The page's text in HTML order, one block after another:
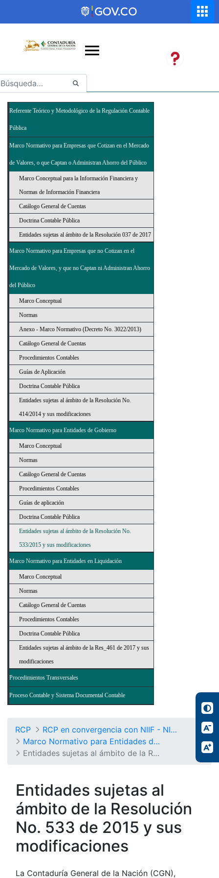
Saltar al contenido principal
Abrir menú de accesibilidad
Referente Teórico y Metodológico de la Regulación Contable
Pública
Marco Normativo para Empresas que Cotizan en el Mercado
de Valores, o que Captan o Administran Ahorro del Público
Marco Conceptual para la Información Financiera y
Normas de Información Financiera
Catálogo General de Cuentas
Doctrina Contable Pública
Entidades sujetas al ámbito de la Resolución 037 de 2017
Marco Normativo para Empresas que no Cotizan en el
Mercado de Valores, y que no Captan ni Administran Ahorro
del Público
Marco Conceptual
Normas
Anexo - Marco Normativo (Decreto No. 3022/2013)
Catálogo General de Cuentas
Procedimientos Contables
Guías de Aplicación
Doctrina Contable Pública
Entidades sujetas al ámbito de la Resolución No.
414/2014 y sus modificaciones
Marco Normativo para Entidades de Gobierno
Marco Conceptual
Normas
Catálogo General de Cuentas
Procedimientos Contables
Guías de aplicación
Doctrina Contable Pública
Entidades sujetas al ámbito de la Resolución No.
533/2015 y sus modificaciones
Marco Normativo para Entidades en Liquidación
Marco Conceptual
Normas
Catálogo General de Cuentas
Procedimientos Contables
Doctrina Contable Pública
Entidades sujetas al ámbito de la Res_461 de 2017 y sus
modificaciones
Procedimientos Transversales
Proceso Contable y Sistema Documental Contable
RCP
RCP en convergencia con NIIF - NICSP
Marco Normativo para Entidades de Gobierno
Entidades sujetas al ámbito de la Resolución No. 533/2015 y sus modificaciones
Entidades sujetas al
ámbito de la Resolución
No. 533 de 2015 y sus
modificaciones
La Contaduría General de la Nación (CGN),